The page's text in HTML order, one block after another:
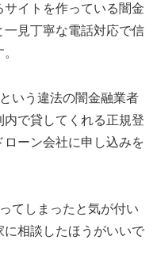
イトを作っている闇金
見丁寧な電話対応で信
という違法の闇金融業者
で貸してくれる正規登
ーン会社に申し込みを
てしまったと気が付い
相談したほうがいいで